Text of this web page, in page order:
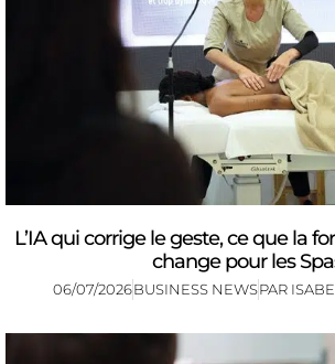
L’IA qui corrige le geste, ce que la
change pour les
06/07/2026BUSINESS NEWSPAR